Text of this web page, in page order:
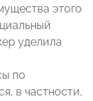
этого
уделила
по
в частности,